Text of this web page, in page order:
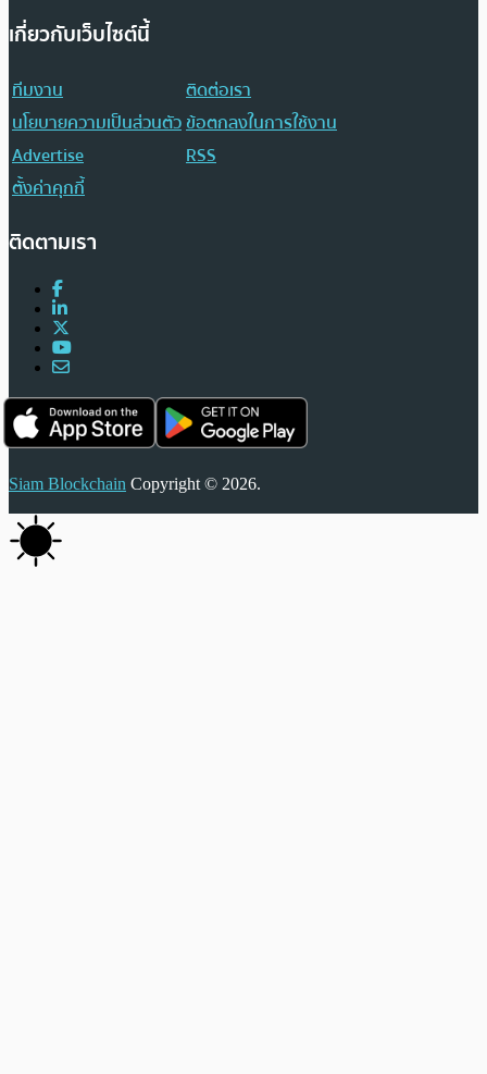
เกี่ยวกับเว็บไซต์นี้
ทีมงาน
ติดต่อเรา
นโยบายความเป็นส่วนตัวข้อตกลงในการใช้งาน
Advertise
RSS
ตั้งค่าคุกกี้
ติดตามเรา
Siam Blockchain Copyright © 2026.